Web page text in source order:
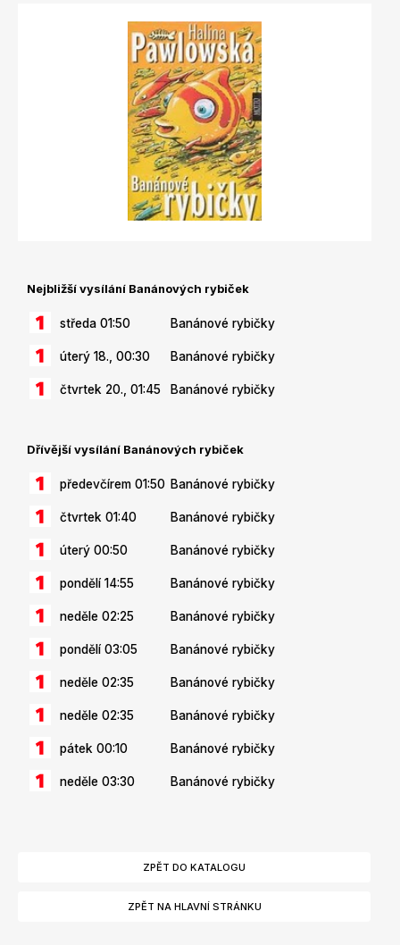
Nejbližší vysílání Banánových rybiček
středa 01:50 Banánové rybičky
úterý 18., 00:30 Banánové rybičky
čtvrtek 20., 01:45 Banánové rybičky
Dřívější vysílání Banánových rybiček
předevčírem 01:50 Banánové rybičky
čtvrtek 01:40 Banánové rybičky
úterý 00:50 Banánové rybičky
pondělí 14:55 Banánové rybičky
neděle 02:25 Banánové rybičky
pondělí 03:05 Banánové rybičky
neděle 02:35 Banánové rybičky
neděle 02:35 Banánové rybičky
pátek 00:10 Banánové rybičky
neděle 03:30 Banánové rybičky
ZPĚT DO KATALOGU
ZPĚT NA HLAVNÍ STRÁNKU